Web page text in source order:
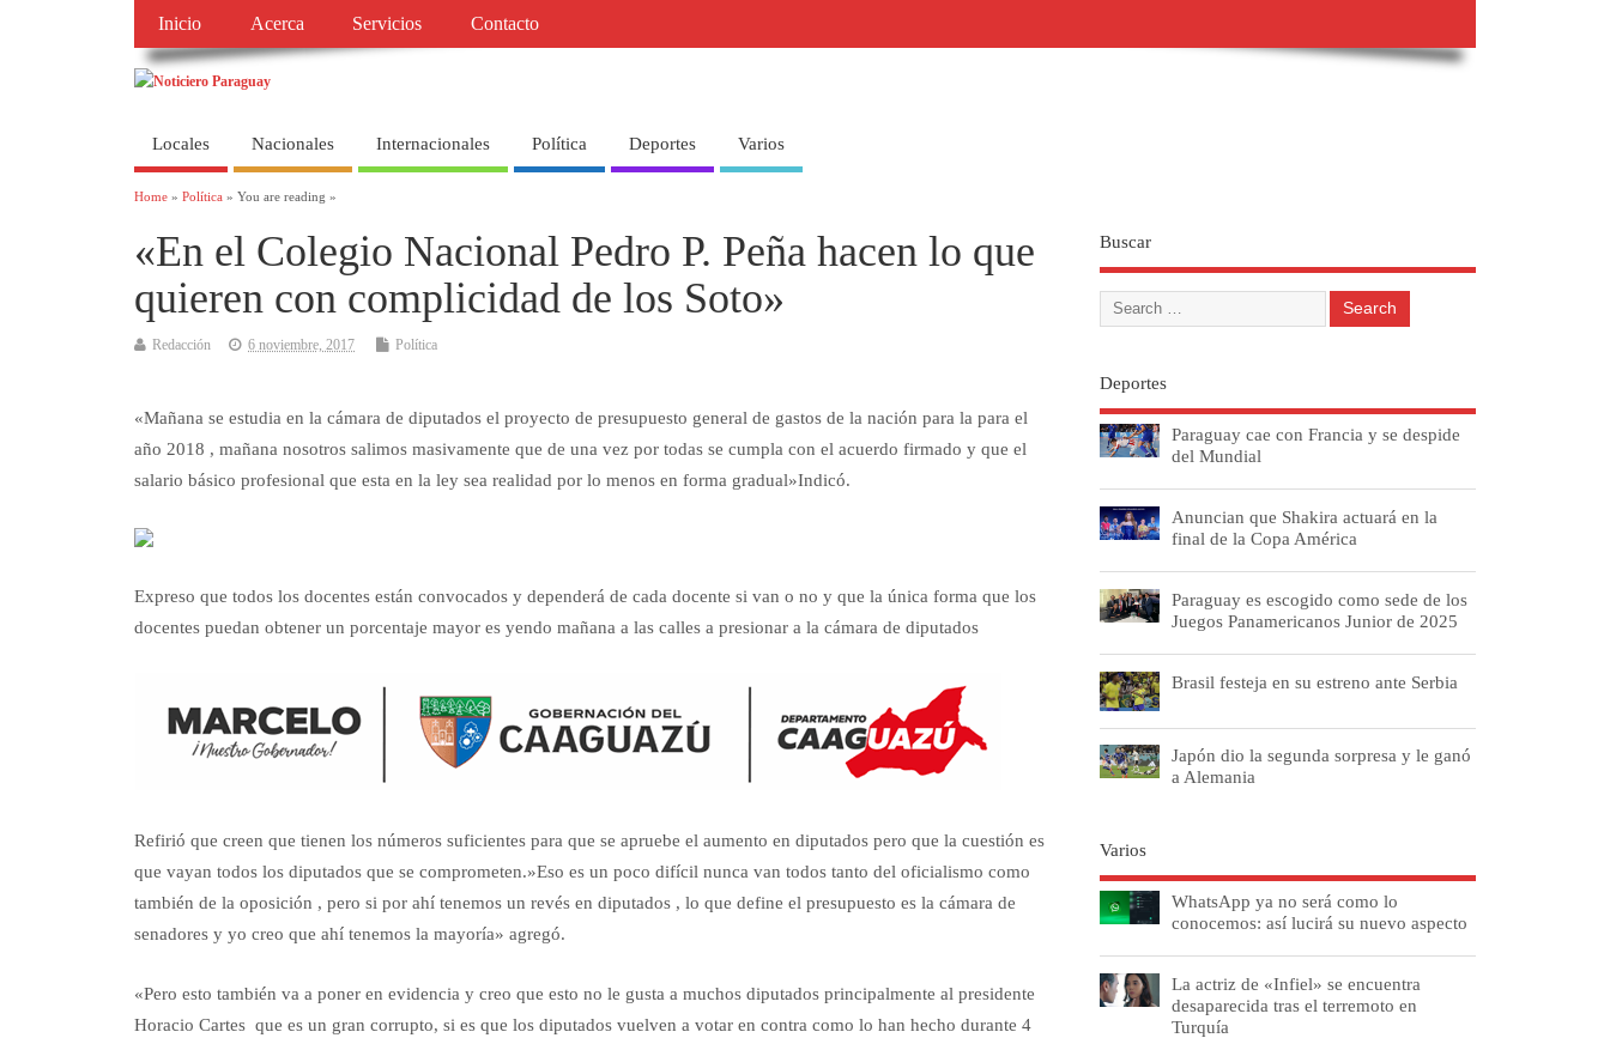
Inicio Acerca Servicios Contacto
Locales Nacionales Internacionales Política Deportes Varios
Home » Política » You are reading »
«En el Colegio Nacional Pedro P. Peña hacen lo que
quieren con complicidad de los Soto»
Redacción 6 noviembre, 2017 Política
«Mañana se estudia en la cámara de diputados el proyecto de presupuesto general de gastos de la nación para la para el
año 2018 , mañana nosotros salimos masivamente que de una vez por todas se cumpla con el acuerdo firmado y que el
salario básico profesional que esta en la ley sea realidad por lo menos en forma gradual»Indicó.
Expreso que todos los docentes están convocados y dependerá de cada docente si van o no y que la única forma que los
docentes puedan obtener un porcentaje mayor es yendo mañana a las calles a presionar a la cámara de diputados
Refirió que creen que tienen los números suficientes para que se apruebe el aumento en diputados pero que la cuestión es
que vayan todos los diputados que se comprometen.»Eso es un poco difícil nunca van todos tanto del oficialismo como
también de la oposición , pero si por ahí tenemos un revés en diputados , lo que define el presupuesto es la cámara de
senadores y yo creo que ahí tenemos la mayoría» agregó.
«Pero esto también va a poner en evidencia y creo que esto no le gusta a muchos diputados principalmente al presidente
Horacio Cartes que es un gran corrupto, si es que los diputados vuelven a votar en contra como lo han hecho durante 4
Buscar
Deportes
Paraguay cae con Francia y se despide
del Mundial
Anuncian que Shakira actuará en la
final de la Copa América
Paraguay es escogido como sede de los
Juegos Panamericanos Junior de 2025
Brasil festeja en su estreno ante Serbia
Japón dio la segunda sorpresa y le ganó
a Alemania
Varios
WhatsApp ya no será como lo
conocemos: así lucirá su nuevo aspecto
La actriz de «Infiel» se encuentra
desaparecida tras el terremoto en
Turquía